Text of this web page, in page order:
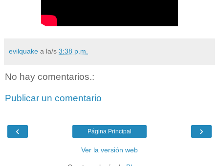
evilquake a la/s 3:38 p.m.
No hay comentarios.:
Publicar un comentario
‹ ›
Página Principal
Ver la versión web